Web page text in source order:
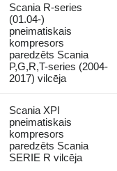
Scania R-series
(01.04-)
pneimatiskais
kompresors
paredzēts Scania
P,G,R,T-series (2004-
2017) vilcēja
Scania XPI
pneimatiskais
kompresors
paredzēts Scania
SERIE R vilcēja